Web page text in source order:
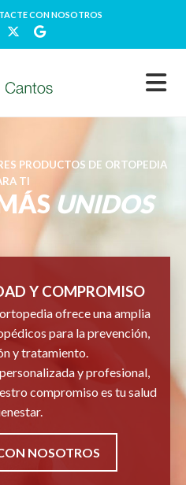
CON NOSOTROS
PRODUCTOS DE ORTOPEDIA
TI
UNIDOS
Y COMPROMISO
ofrece una amplia
para la prevención,
y tratamiento.
y profesional,
compromiso es tu salud
NOSOTROS